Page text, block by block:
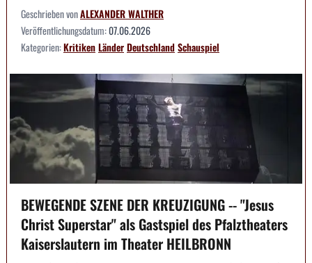
Geschrieben vonALEXANDER WALTHER
Veröffentlichungsdatum:07.06.2026
Kategorien:KritikenLänderDeutschlandSchauspiel
BEWEGENDE SZENE DER KREUZIGUNG -- "Jesus
Christ Superstar" als Gastspiel des Pfalztheaters
Kaiserslautern im Theater HEILBRONN